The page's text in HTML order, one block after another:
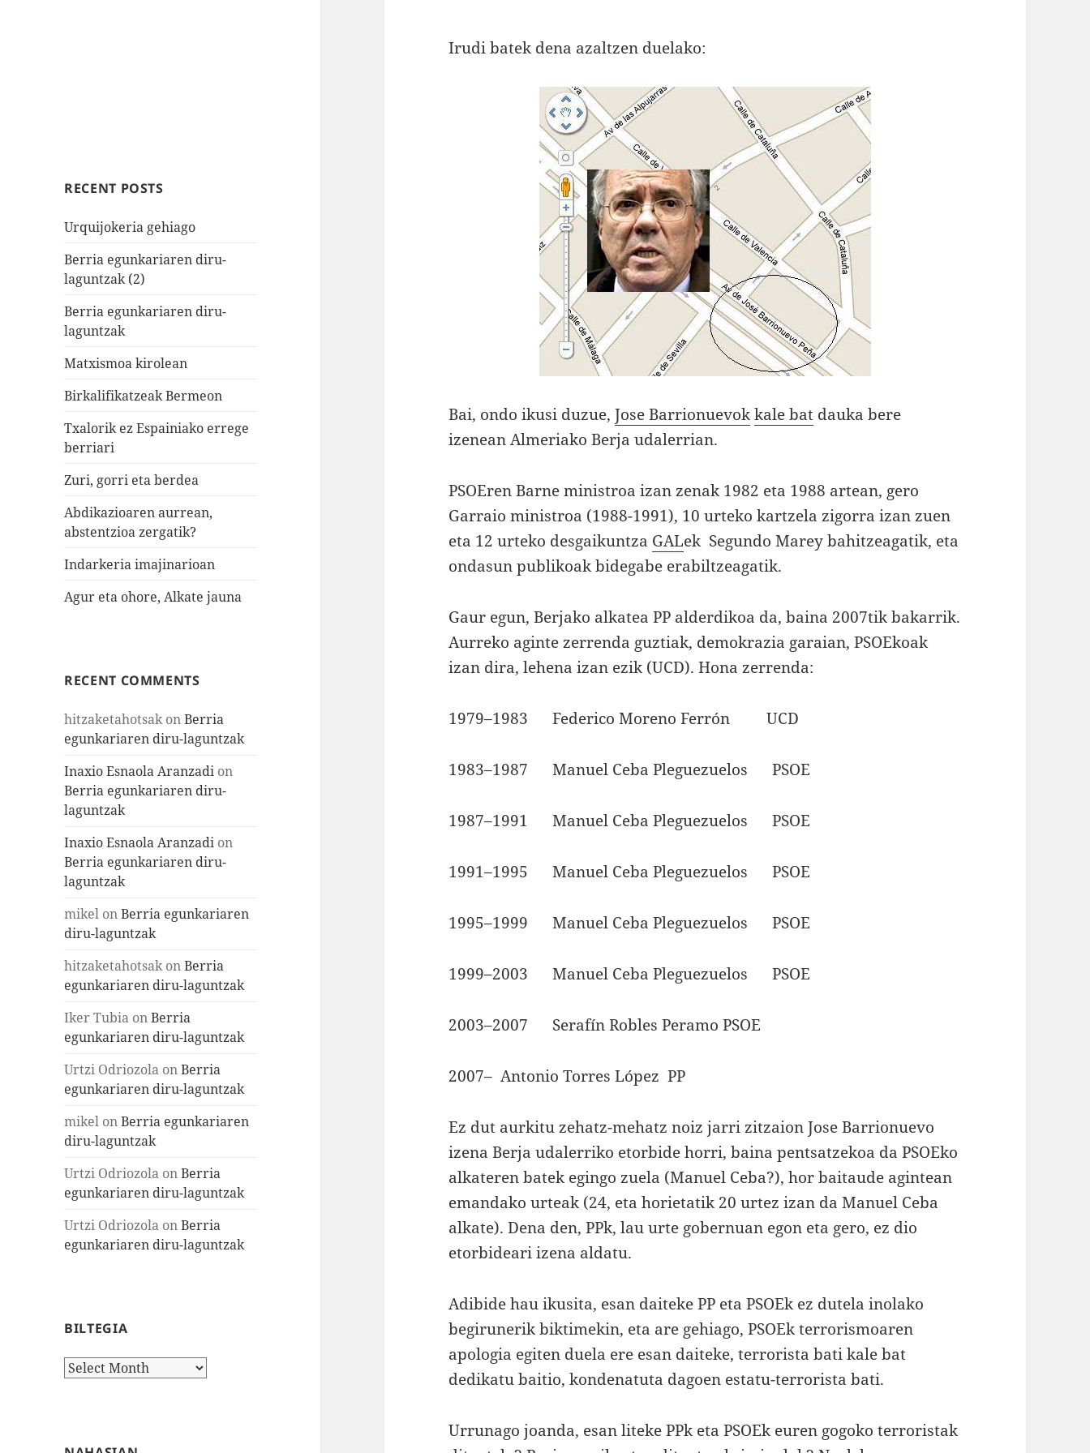
RECENT POSTS
Urquijokeria gehiago
Berria egunkariaren diru-
laguntzak (2)
Berria egunkariaren diru-
laguntzak
Matxismoa kirolean
Birkalifikatzeak Bermeon
Txalorik ez Espainiako errege
berriari
Zuri, gorri eta berdea
Abdikazioaren aurrean,
abstentzioa zergatik?
Indarkeria imajinarioan
Agur eta ohore, Alkate jauna
RECENT COMMENTS
hitzaketahotsakonBerria
egunkariaren diru-laguntzak
Inaxio Esnaola Aranzadi on
Berria egunkariaren diru-
laguntzak
Inaxio Esnaola Aranzadi on
Berria egunkariaren diru-
laguntzak
mikel onBerria egunkariaren
diru-laguntzak
hitzaketahotsakonBerria
egunkariaren diru-laguntzak
Iker Tubia onBerria
egunkariaren diru-laguntzak
Urtzi Odriozola onBerria
egunkariaren diru-laguntzak
mikel onBerria egunkariaren
diru-laguntzak
Urtzi Odriozola onBerria
egunkariaren diru-laguntzak
Urtzi Odriozola onBerria
egunkariaren diru-laguntzak
BILTEGIA
Biltegia
Irudi batek dena azaltzen duelako:
Bai, ondo ikusi duzue,Jose Barrionuevok kale bat dauka bere
izenean Almeriako Berja udalerrian.
PSOEren Barne ministroa izan zenak 1982 eta 1988 artean, gero
Garraio ministroa (1988-1991), 10 urteko kartzela zigorra izan zuen
eta 12 urteko desgaikuntza GALek Segundo Marey bahitzeagatik, eta
ondasun publikoak bidegabe erabiltzeagatik.
Gaur egun, Berjako alkatea PP alderdikoa da, baina 2007tik bakarrik.
Aurreko aginte zerrenda guztiak, demokrazia garaian, PSOEkoak
izan dira, lehena izan ezik (UCD). Hona zerrenda:
1979–1983 Federico Moreno Ferrón UCD
1983–1987 Manuel Ceba Pleguezuelos PSOE
1987–1991 Manuel Ceba Pleguezuelos PSOE
1991–1995 Manuel Ceba Pleguezuelos PSOE
1995–1999 Manuel Ceba Pleguezuelos PSOE
1999–2003 Manuel Ceba Pleguezuelos PSOE
2003–2007 Serafín Robles Peramo PSOE
2007– Antonio Torres López PP
Ez dut aurkitu zehatz-mehatz noiz jarri zitzaion Jose Barrionuevo
izena Berja udalerriko etorbide horri, baina pentsatzekoa da PSOEko
alkateren batek egingo zuela (Manuel Ceba?), hor baitaude agintean
emandako urteak (24, eta horietatik 20 urtez izan da Manuel Ceba
alkate). Dena den, PPk, lau urte gobernuan egon eta gero, ez dio
etorbideari izena aldatu.
Adibide hau ikusita, esan daiteke PP eta PSOEk ez dutela inolako
begirunerik biktimekin, eta are gehiago, PSOEk terrorismoaren
apologia egiten duela ere esan daiteke, terrorista bati kale bat
dedikatu baitio, kondenatuta dagoen estatu-terrorista bati.
Urrunago joanda, esan liteke PPk eta PSOEk euren gogoko terroristak